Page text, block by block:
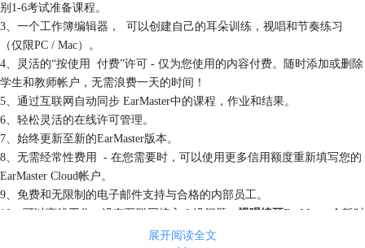
别1-6考试准备课程。
3、一个工作簿编辑器， 可以创建自己的耳朵训练，视唱和节奏练习
（仅限PC / Mac）。
4、灵活的“按使用 付费”许可 - 仅为您使用的内容付费。随时添加或删除
学生和教师帐户，无需浪费一天的时间！
5、通过互联网自动同步 EarMaster中的课程，作业和结果。
6、轻松灵活的在线许可管理。
7、始终更新至新的EarMaster版本。
8、无需经常性费用 - 在您需要时，可以使用更多信用额度重新填写您的
EarMaster Cloud帐户。
9、免费和无限制的电子邮件支持与合格的内部员工。
10、可以离线工作 - 没有互联网接入？没问题 - 视唱练耳EarMaster会暂时
将您的所有数据存储在您的计算机或iPad上，并在您再次上线后立即将其
展开阅读全文